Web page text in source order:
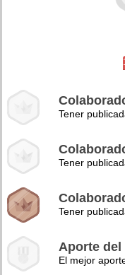
Tener
Tener
Tener
Aporte del
El mejor